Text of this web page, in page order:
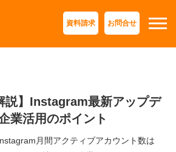
資料請求 お問合せ
説】Instagram最新アップデ
業活⽤のポイント
月間アクティブアカウント数は